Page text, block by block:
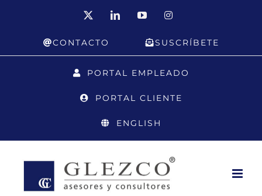
LinkedInYouTubeInstagram
CONTACTO SUSCRÍBETE
PORTAL EMPLEADO
PORTAL CLIENTE
ENGLISH